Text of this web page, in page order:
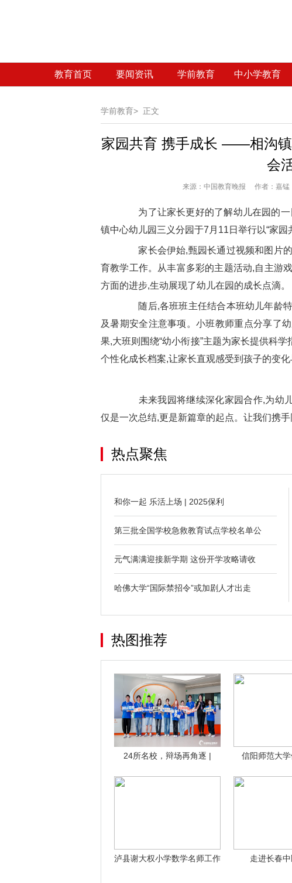
教育首页 要闻资讯 学前教育 中小学教育
学前教育> 正文
家园共育 携手成长 ——相沟
会
来源： 中国教育晚报 作者：嘉
为了让家长更好的了解幼儿在园的一
镇中心幼儿园三义分园于7月11日举行以“家园
家长会伊始,甄园长通过视频和图片的
育教学工作。从丰富多彩的主题活动,自主游
方面的进步,生动展现了幼儿在园的成长点滴。
随后,各班班主任结合本班幼儿年龄特
及暑期安全注意事项。小班教师重点分享了
果,大班则围绕“幼小衔接”主题为家长提供科
个性化成长档案,让家长直观感受到孩子的变化
未来我园将继续深化家园合作,为幼儿
仅是一次总结,更是新篇章的起点。让我们携手
热点聚焦
和你一起 乐活上场 | 2025保利
第三批全国学校急救教育试点学校名单公
元气满满迎接新学期 这份开学攻略请收
哈佛大学“国际禁招令”或加剧人才出走
热图推荐
24所名校，辩场再角逐 |
信阳师范大
泸县谢大权小学数学名师工作
走进长春